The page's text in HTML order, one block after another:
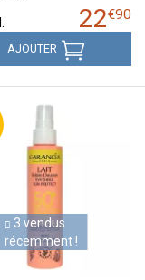
22€90
AJOUTER
3 vendus
récemment !